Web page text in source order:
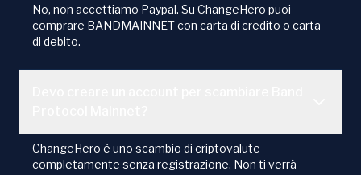
No, non accettiamo Paypal. Su ChangeHero puoi
comprare BANDMAINNET con carta di credito o carta
di debito.
ChangeHero è uno scambio di criptovalute
completamente senza registrazione. Non ti verrà